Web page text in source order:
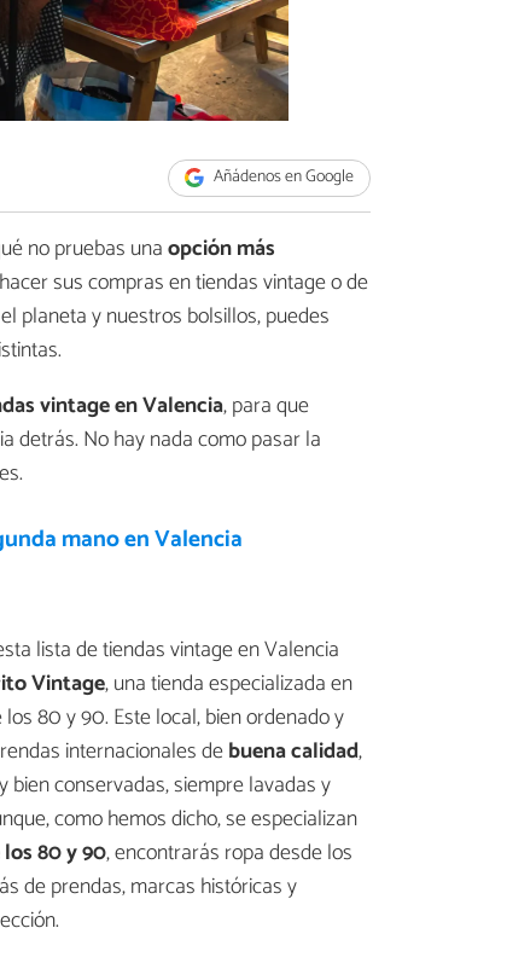
Añádenos en Google
no pruebas unaopción más
sus compras en tiendas vintage o de
planeta y nuestros bolsillos, puedes
vintage en Valencia, para que
detrás. No hay nada como pasar la
mano en Valencia
lista de tiendas vintage en Valencia
Vintage, una tienda especializada en
80 y 90. Este local, bien ordenado y
internacionales debuena calidad,
bien conservadas, siempre lavadas y
como hemos dicho, se especializan
80 y 90, encontrarás ropa desde los
de prendas, marcas históricas y